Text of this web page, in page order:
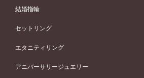
婚約指輪 (エンゲージリング)
婚約指輪一覧
結婚指輪
結婚指輪 (マリッジリング)
結婚指輪一覧
セットリング
セットリング
セットリング一覧
エタニティリング
エタニティリング
アニバーサリージュエリー